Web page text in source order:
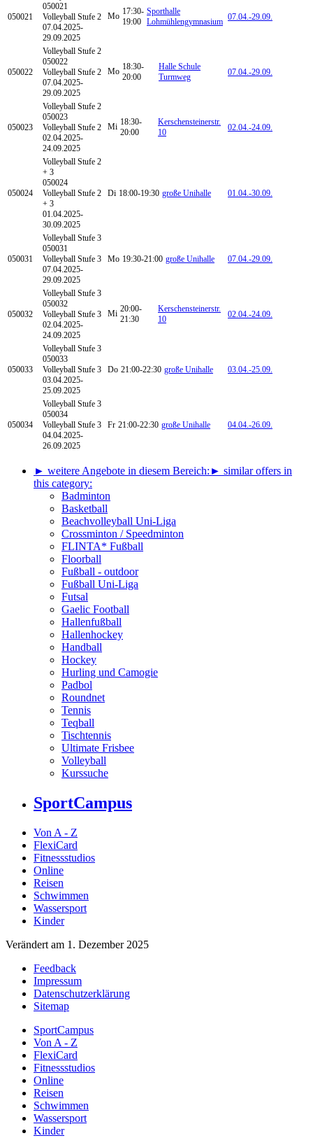
050021
050021
Volleyball Stufe 2
07.04.2025-
29.09.2025
Mo 17:30-
19:00
Sporthalle
Lohmühlengymnasium 07.04.-29.09.
050022
Volleyball Stufe 2
050022
Volleyball Stufe 2
07.04.2025-
29.09.2025
Mo 18:30-
20:00
Halle Schule
Turmweg
07.04.-29.09.
050023
Volleyball Stufe 2
050023
Volleyball Stufe 2
02.04.2025-
24.09.2025
Mi 18:30-
20:00
Kerschensteinerstr.
10
02.04.-24.09.
050024
Volleyball Stufe 2
+ 3
050024
Volleyball Stufe 2
+ 3
01.04.2025-
30.09.2025
Di 18:00-19:30 große Unihalle 01.04.-30.09.
050031
Volleyball Stufe 3
050031
Volleyball Stufe 3
07.04.2025-
29.09.2025
Mo 19:30-21:00 große Unihalle 07.04.-29.09.
050032
Volleyball Stufe 3
050032
Volleyball Stufe 3
02.04.2025-
24.09.2025
Mi 20:00-
21:30
Kerschensteinerstr.
10
02.04.-24.09.
050033
Volleyball Stufe 3
050033
Volleyball Stufe 3
03.04.2025-
25.09.2025
Do 21:00-22:30 große Unihalle 03.04.-25.09.
050034
Volleyball Stufe 3
050034
Volleyball Stufe 3
04.04.2025-
26.09.2025
Fr 21:00-22:30 große Unihalle 04.04.-26.09.
► weitere Angebote in diesem Bereich: ► similar offers in
this category:
Badminton
Basketball
Beachvolleyball Uni-Liga
Crossminton / Speedminton
FLINTA* Fußball
Floorball
Fußball - outdoor
Fußball Uni-Liga
Futsal
Gaelic Football
Hallenfußball
Hallenhockey
Handball
Hockey
Hurling und Camogie
Padbol
Roundnet
Tennis
Teqball
Tischtennis
Ultimate Frisbee
Volleyball
Kurssuche
SportCampus
Von A - Z
FlexiCard
Fitnessstudios
Online
Reisen
Schwimmen
Wassersport
Kinder
Verändert am 1. Dezember 2025
Feedback
Impressum
Datenschutzerklärung
Sitemap
SportCampus
Von A - Z
FlexiCard
Fitnessstudios
Online
Reisen
Schwimmen
Wassersport
Kinder